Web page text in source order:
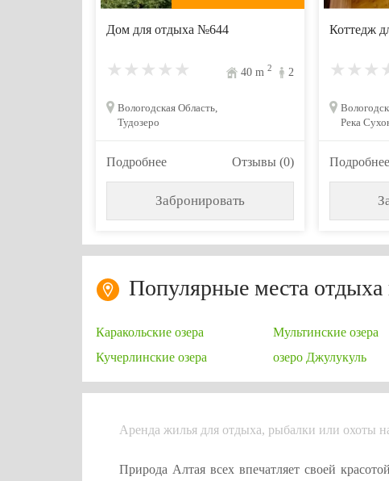
Дом для отдыха №644
40m 2 2
Вологодская Область,
Тудозеро
Подробнее Отзывы (0)
Забронировать
Коттедж
Река
Подробнее
Популярные места отдыха
Каракольские озера
Кучерлинские озера
Мультинские озера
озеро Джулукуль
Аренда жилья для отдыха, рыбалки или охоты
Природа Алтая всех впечатляет своей